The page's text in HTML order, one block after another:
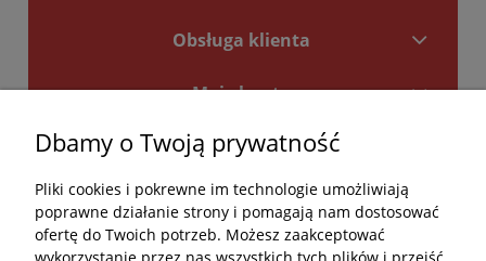
Obsługa klienta
Moje konto
Płatności i dostawa
Kontakt
Kontakt
Dbamy o Twoją prywatność
Pliki cookies i pokrewne im technologie umożliwiają
poprawne działanie strony i pomagają nam dostosować
ofertę do Twoich potrzeb. Możesz zaakceptować